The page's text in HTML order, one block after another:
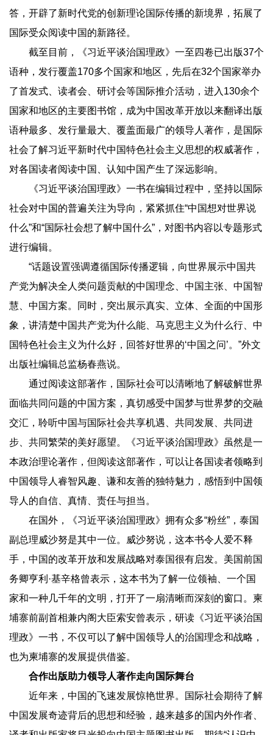
答，开辟了新时代党的创新理论国际传播的新境界，拓展了
国际受众阅读中国的新路径。
截至目前，《习近平谈治国理政》一至四卷已出版37个
语种，发行覆盖170多个国家和地区，先后在32个国家举办
了首发式、读者会、研讨会等国际推介活动，进入130余个
国家和地区的主要图书馆，成为中国改革开放以来翻译出版
语种最多、发行量最大、覆盖面最广的领导人著作，是国际
社会了解习近平新时代中国特色社会主义思想的权威著作，
对各国读者阅读中国、认知中国产生了深远影响。
《习近平谈治国理政》一书在编辑过程中，坚持以国际
社会对中国的普遍关注为导向，紧紧抓住“中国想对世界说
什么”和“国际社会想了解中国什么”，对图书内容以专题形式
进行编辑。
“话题设置强调遵循国际传播逻辑，向世界展示中国共
产党为解决全人类问题贡献的中国理念、中国主张、中国智
慧、中国方案。同时，突出展示真实、立体、全面的中国形
象，讲清楚中国共产党为什么能、马克思主义为什么行、中
国特色社会主义为什么好，回答好世界的‘中国之问’。”外文
出版社编辑总监杨春燕说。
通过阅读这部著作，国际社会可以清晰地了解破解世界
面临共同问题的中国方案，真切感受中国梦与世界梦的交融
交汇，聆听中国与国际社会共享机遇、共同发展、共同进
步、共同繁荣的美好愿望。《习近平谈治国理政》虽然是一
本政治理论著作，但阅读这部著作，可以让各国读者领略到
中国领导人睿智风趣、谦和友善的独特魅力，感悟到中国领
导人的自信、真情、责任与担当。
在国外，《习近平谈治国理政》拥有众多“粉丝”，泰国
副总理威沙努是其中一位。威沙努说，这本书令人爱不释
手，中国的改革开放和发展战略对泰国很有启发。美国前国
务卿亨利·基辛格曾表示，这本书为了解一位领袖、一个国
家和一种几千年的文明，打开了一扇清晰而深刻的窗口。柬
埔寨前副首相兼内阁大臣索安曾表示，研读《习近平谈治国
理政》一书，不仅可以了解中国领导人的治国理念和战略，
也为柬埔寨的发展提供借鉴。
合作出版助力领导人著作走向国际舞台
近年来，中国的飞速发展惊艳世界。国际社会期待了解
中国发展奇迹背后的思想和经验，越来越多的国内外作者、